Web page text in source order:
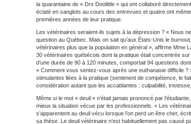
la quarantaine de « Drs Doolittle » qui ont collaboré
éclaté en sanglots au cours des entrevues et quatre ont
premières années de leur pratique.
Les vétérinaires seraient-ils sujets à la dépression ? « Nous
question au Québec. Mais on sait qu’aux États-Unis le
vétérinaires plus que la population en général », affirme Mme
30 vétérinaires québécois dont la pratique était concentrée
d’une durée de 90 à 120 minutes, comportait 94 questions
« Comment vous sentez-vous après une euthanasie difficile ?
stimulantes liées à la pratique (sentiment de compétence, le
considération autant que les accablantes : culpabilité,
Même si le mot « deuil » n’était jamais prononcé par
mieux la situation vécue par les professionnels. « Les
s’apparentent au deuil vécu lorsque l’on perd un être cher,
sa thèse. Le deuil vétérinaire n’est habituellement pas causé